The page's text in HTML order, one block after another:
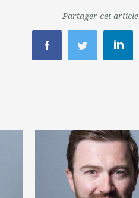
Partager cet article